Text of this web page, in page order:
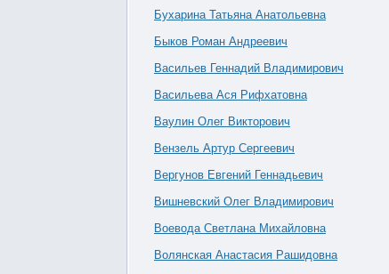
Бухарина Татьяна Анатольевна
Быков Роман Андреевич
Васильев Геннадий Владимирович
Васильева Ася Рифхатовна
Ваулин Олег Викторович
Вензель Артур Сергеевич
Вергунов Евгений Геннадьевич
Вишневский Олег Владимирович
Воевода Светлана Михайловна
Волянская Анастасия Рашидовна